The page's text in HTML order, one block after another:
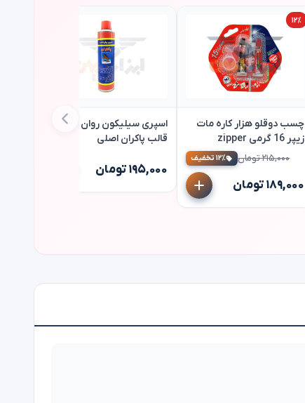
۱۲٪
چسب دوقلو هزار کاره مات
زیپر 16 گرمی zipper
۲۱۵,۰۰۰ تومان ۱۲٪ تخفیف
۱۸۹,۰۰۰ تومان
اسپری سیلیکون روان کننده
قالب پاکران اصلی
۱۹۵,۰۰۰ تومان